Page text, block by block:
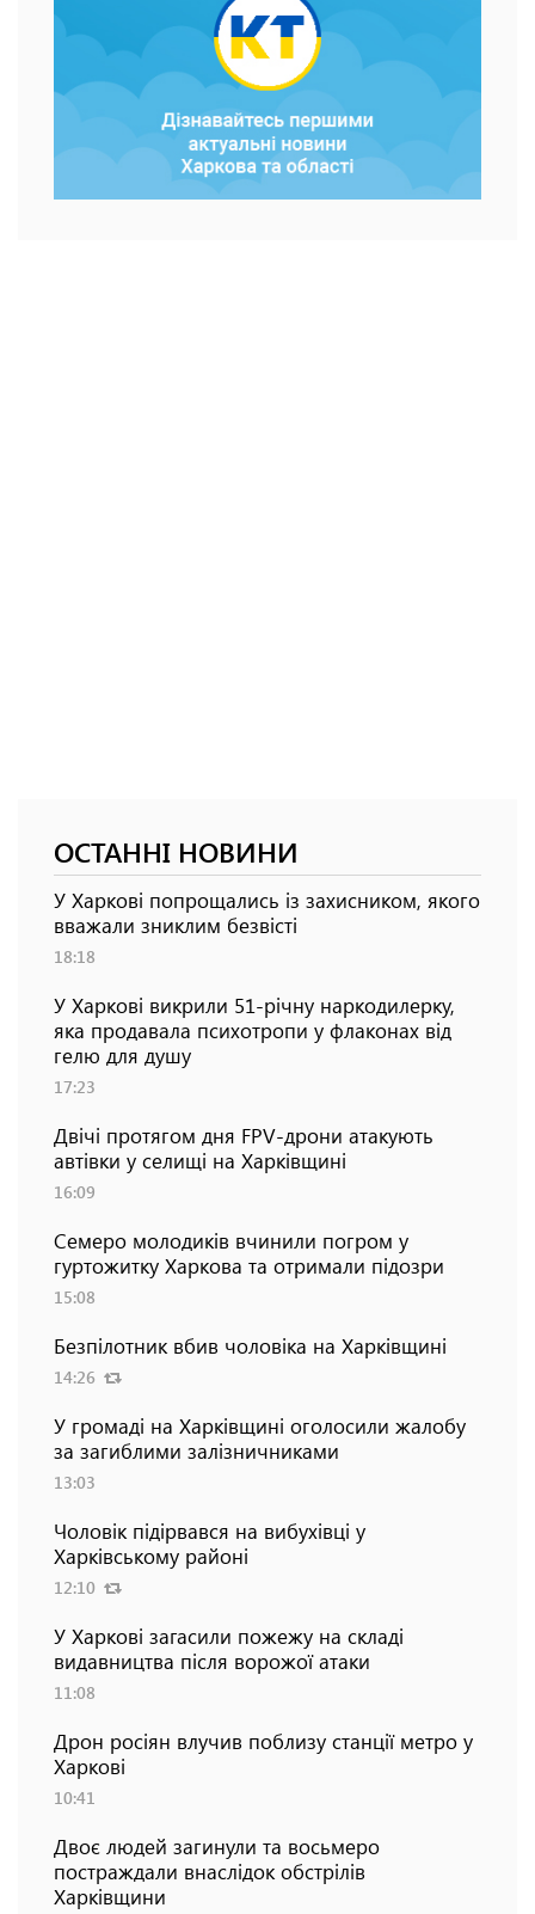
ОСТАННІ НОВИНИ
У Харкові попрощались із захисником, якого
вважали зниклим безвісті
18:18
У Харкові викрили 51-річну наркодилерку,
яка продавала психотропи у флаконах від
гелю для душу
17:23
Двічі протягом дня FPV-дрони атакують
автівки у селищі на Харківщині
16:09
Семеро молодиків вчинили погром у
гуртожитку Харкова та отримали підозри
15:08
Безпілотник вбив чоловіка на Харківщині
14:26
У громаді на Харківщині оголосили жалобу
за загиблими залізничниками
13:03
Чоловік підірвався на вибухівці у
Харківському районі
12:10
У Харкові загасили пожежу на складі
видавництва після ворожої атаки
11:08
Дрон росіян влучив поблизу станції метро у
Харкові
10:41
Двоє людей загинули та восьмеро
постраждали внаслідок обстрілів
Харківщини